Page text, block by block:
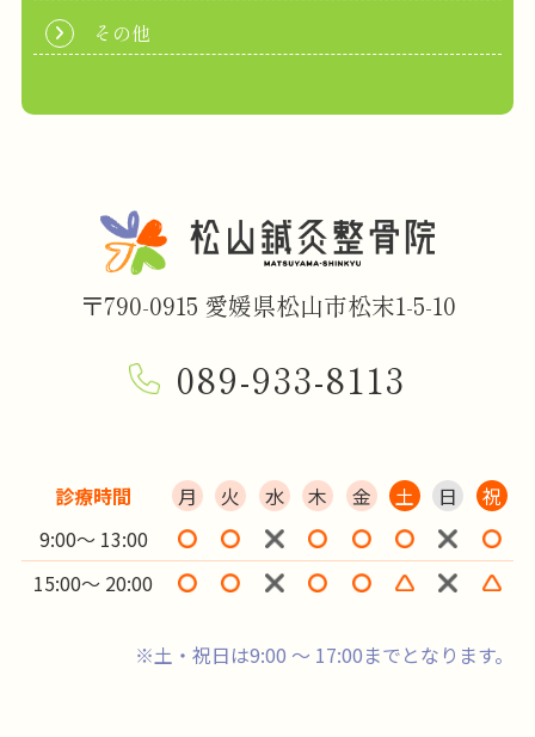
その他
〒790-0915 愛媛県松山市松末1-5-10
089-933-8113
診療時間 月 火 水 木 金 土 日
祝
9:00～ 13:00
15:00～ 20:00
※土・祝日は9:00 ～ 17:00までとなります。